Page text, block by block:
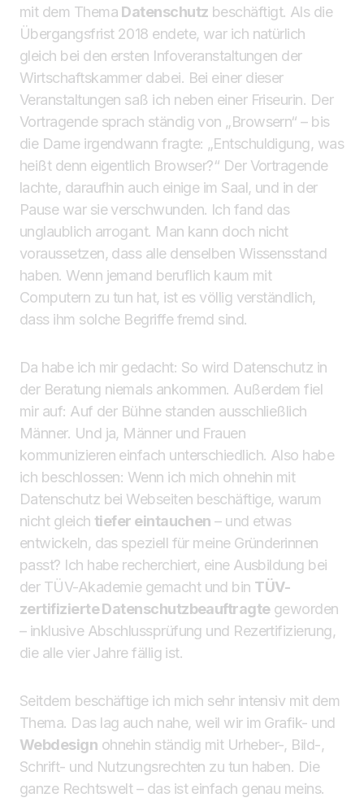
mit dem Thema Datenschutz beschäftigt. Als die
Übergangsfrist 2018 endete, war ich natürlich
gleich bei den ersten Infoveranstaltungen der
Wirtschaftskammer dabei. Bei einer dieser
Veranstaltungen saß ich neben einer Friseurin. Der
Vortragende sprach ständig von „Browsern“ – bis
die Dame irgendwann fragte: „Entschuldigung, was
heißt denn eigentlich Browser?“ Der Vortragende
lachte, daraufhin auch einige im Saal, und in der
Pause war sie verschwunden. Ich fand das
unglaublich arrogant. Man kann doch nicht
voraussetzen, dass alle denselben Wissensstand
haben. Wenn jemand beruflich kaum mit
Computern zu tun hat, ist es völlig verständlich,
dass ihm solche Begriffe fremd sind.
Da habe ich mir gedacht: So wird Datenschutz in
der Beratung niemals ankommen. Außerdem fiel
mir auf: Auf der Bühne standen ausschließlich
Männer. Und ja, Männer und Frauen
kommunizieren einfach unterschiedlich. Also habe
ich beschlossen: Wenn ich mich ohnehin mit
Datenschutz bei Webseiten beschäftige, warum
nicht gleich tiefer eintauchen – und etwas
entwickeln, das speziell für meine Gründerinnen
passt? Ich habe recherchiert, eine Ausbildung bei
der TÜV-Akademie gemacht und bin TÜV-
zertifizierte Datenschutzbeauftragtegeworden
– inklusive Abschlussprüfung und Rezertifizierung,
die alle vier Jahre fällig ist.
Seitdem beschäftige ich mich sehr intensiv mit dem
Thema. Das lag auch nahe, weil wir im Grafik- und
Webdesign ohnehin ständig mit Urheber-, Bild-,
Schrift- und Nutzungsrechten zu tun haben. Die
ganze Rechtswelt – das ist einfach genau meins.